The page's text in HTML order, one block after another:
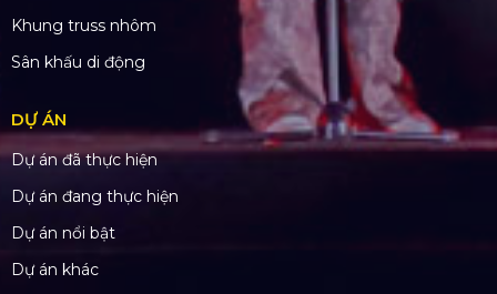
Khung truss nhôm
Sân khấu di động
DỰ ÁN
Dự án đã thực hiện
Dự án đang thực hiện
Dự án nổi bật
Dự án khác